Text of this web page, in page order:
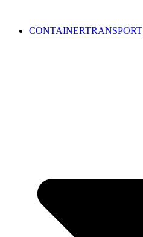
CONTAINERTRANSPORT